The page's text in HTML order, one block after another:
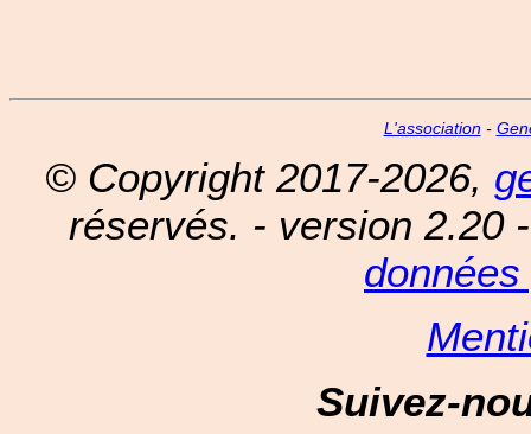
L'association-
© Copyright 2017-2026,
réservés. - version 2.20
Suivez-